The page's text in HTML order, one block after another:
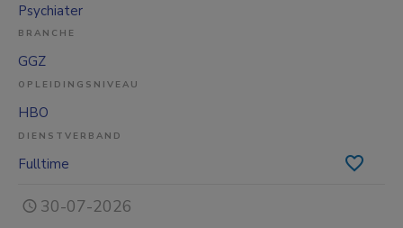
Psychiater
BRANCHE
GGZ
OPLEIDINGSNIVEAU
HBO
DIENSTVERBAND
Fulltime
30-07-2026